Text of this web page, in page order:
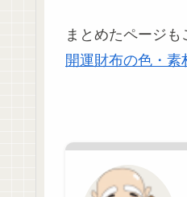
まとめたページも
開運財布の色・